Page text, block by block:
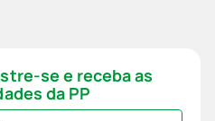
se e receba as
da PP